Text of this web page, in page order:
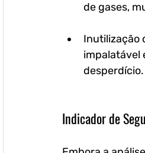
de gases,
Inutilização
impalatável
desperdício.
Indicador de